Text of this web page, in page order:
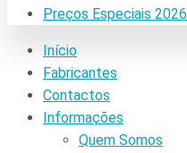
Preços Especiais 2026
Início
Fabricantes
Contactos
Informações
Quem Somos